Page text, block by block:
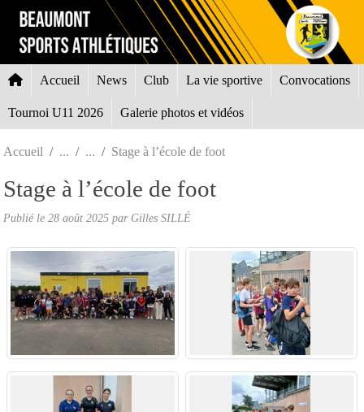
Accueil News Club La vie sportive Convocations
Tournoi U11 2026 Galerie photos et vidéos
Accueil Stage à l’école de foot
Stage à l’école de foot
Publié le 28 août 2025 par Gilles SILLÉ
Panneau de gestion des cookies